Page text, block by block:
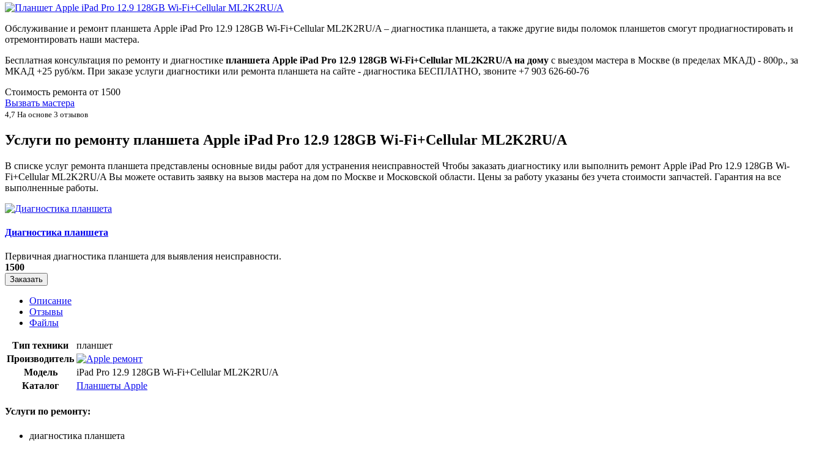
Обслуживание и ремонт планшета Apple iPad Pro 12.9 128GB Wi-Fi+Cellular ML2K2RU/A – диагностика планшета, а также другие виды поломок планшетов смогут продиагностировать и
отремонтировать наши мастера.
Бесплатная консультация по ремонту и диагностике планшета Apple iPad Pro 12.9 128GB Wi-Fi+Cellular ML2K2RU/A на дому с выездом мастера в Москве (в пределах МКАД) - 800р., за
МКАД +25 руб/км. При заказе услуги диагностики или ремонта планшета на сайте - диагностика БЕСПЛАТНО, звоните +7 903 626-60-76
Стоимость ремонта от 1500
Вызвать мастера
4,7 На основе 3 отзывов
Услуги по ремонту планшета Apple iPad Pro 12.9 128GB Wi-Fi+Cellular ML2K2RU/A
В списке услуг ремонта планшета представлены основные виды работ для устранения неисправностей Чтобы заказать диагностику или выполнить ремонт Apple iPad Pro 12.9 128GB Wi-
Fi+Cellular ML2K2RU/A Вы можете оставить заявку на вызов мастера на дом по Москве и Московской области. Цены за работу указаны без учета стоимости запчастей. Гарантия на все
выполненные работы.
Диагностика планшета
Первичная диагностика планшета для выявления неисправности.
1500
Заказать
Описание
Отзывы
Файлы
Тип техники
планшет
Производитель
Модель
iPad Pro 12.9 128GB Wi-Fi+Cellular ML2K2RU/A
Каталог
Планшеты Apple
Услуги по ремонту:
диагностика планшета